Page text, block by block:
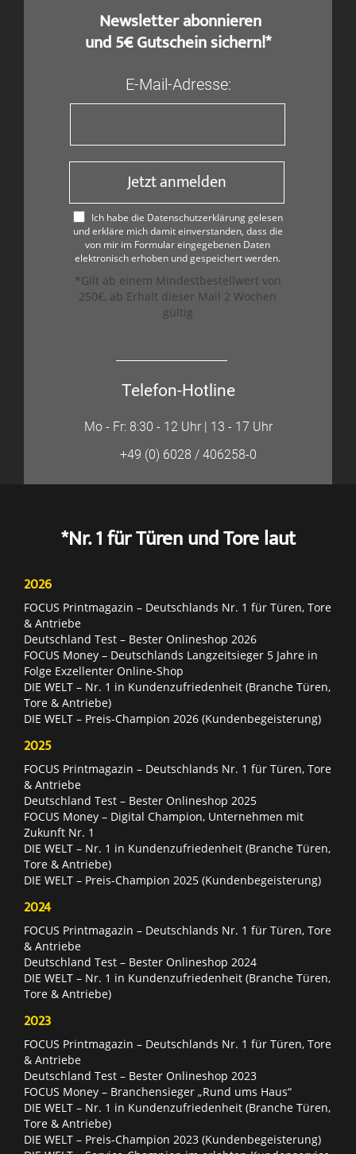
​ Newsletter abonnieren
und 5€ Gutschein sichern!*
E-Mail-Adresse:
Jetzt anmelden
Ich habe die Datenschutzerklärung gelesen
und erkläre mich damit einverstanden, dass die
von mir im Formular eingegebenen Daten
elektronisch erhoben und gespeichert werden.
*Gilt ab einem Mindestbestellwert von
250€, ab Erhalt dieser Mail 2 Wochen
gültig
Telefon-Hotline
Mo - Fr: 8:30 - 12 Uhr | 13 - 17 Uhr
+49 (0) 6028 / 406258-0
*Nr. 1 für Türen und Tore laut
2026
FOCUS Printmagazin – Deutschlands Nr. 1 für Türen, Tore
& Antriebe
Deutschland Test – Bester Onlineshop 2026
FOCUS Money – Deutschlands Langzeitsieger 5 Jahre in
Folge Exzellenter Online-Shop
DIE WELT – Nr. 1 in Kundenzufriedenheit (Branche Türen,
Tore & Antriebe)
DIE WELT – Preis-Champion 2026 (Kundenbegeisterung)
2025
FOCUS Printmagazin – Deutschlands Nr. 1 für Türen, Tore
& Antriebe
Deutschland Test – Bester Onlineshop 2025
FOCUS Money – Digital Champion, Unternehmen mit
Zukunft Nr. 1
DIE WELT – Nr. 1 in Kundenzufriedenheit (Branche Türen,
Tore & Antriebe)
DIE WELT – Preis-Champion 2025 (Kundenbegeisterung)
2024
FOCUS Printmagazin – Deutschlands Nr. 1 für Türen, Tore
& Antriebe
Deutschland Test – Bester Onlineshop 2024
DIE WELT – Nr. 1 in Kundenzufriedenheit (Branche Türen,
Tore & Antriebe)
2023
FOCUS Printmagazin – Deutschlands Nr. 1 für Türen, Tore
& Antriebe
Deutschland Test – Bester Onlineshop 2023
FOCUS Money – Branchensieger „Rund ums Haus“
DIE WELT – Nr. 1 in Kundenzufriedenheit (Branche Türen,
Tore & Antriebe)
DIE WELT – Preis-Champion 2023 (Kundenbegeisterung)